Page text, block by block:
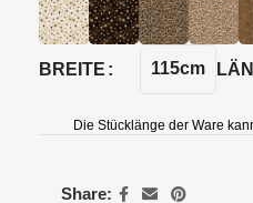
BREITE 115cm
Die Stücklänge der Ware
Share: